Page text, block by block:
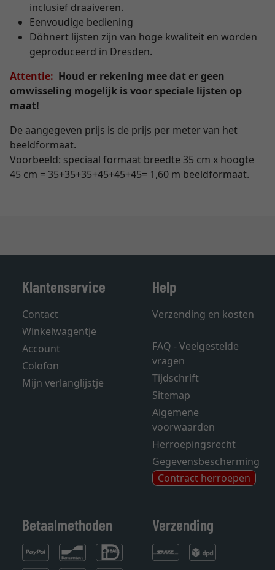
inclusief draaiveren.
Eenvoudige bediening
Döhnert lijsten zijn van hoge kwaliteit en worden
geproduceerd in Dresden.
Attentie: Houd er rekening mee dat er geen
omwisseling mogelijk is voor speciale lijsten op
maat!
De aangegeven prijs is de prijs per meter van het
beeldformaat.
Voorbeeld: speciaal formaat breedte 35 cm x hoogte
45 cm = 35+35+35+45+45+45= 1,60 m beeldformaat.
Klantenservice
Contact
Winkelwagentje
Account
Colofon
Mijn verlanglijstje
Help
Verzending en kosten
FAQ - Veelgestelde
vragen
Tijdschrift
Sitemap
Algemene
voorwaarden
Herroepingsrecht
Gegevensbescherming
Contract herroepen
Betaalmethoden Verzending